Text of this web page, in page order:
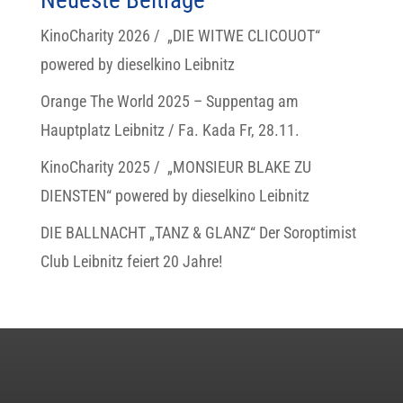
KinoCharity 2026 / „DIE WITWE CLICOUOT“
powered by dieselkino Leibnitz
Orange The World 2025 – Suppentag am
Hauptplatz Leibnitz / Fa. Kada Fr, 28.11.
KinoCharity 2025 / „MONSIEUR BLAKE ZU
DIENSTEN“ powered by dieselkino Leibnitz
DIE BALLNACHT „TANZ & GLANZ“ Der Soroptimist
Club Leibnitz feiert 20 Jahre!